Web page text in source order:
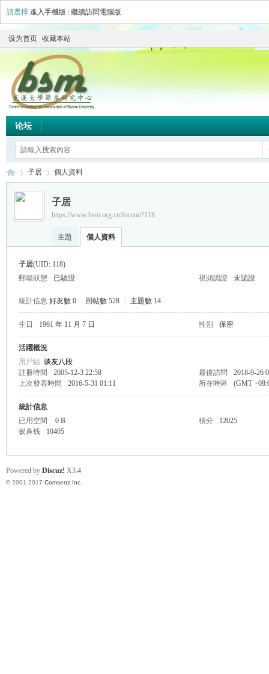
請選擇 進入手機版 繼續訪問電腦版
设为首页 收藏本站
论坛
›
子居
›
個人資料
子居
https://www.bsm.org.cn/forum/?118
主題 個人資料
子居(UID: 118)
郵箱狀態
已驗證 視頻認證 未認證
統計信息 好友數 0 回帖數 528 主題數 14
生日 1961 年 11 月 7 日 性别 保密
活躍概況
用戶組 谈友八段
註冊時間
2005-12-3 22:58 最後訪問
2018-9-26
上次發表時間
2016-5-31 01:11 所在時區 (GMT
統計信息
已用空間
0 B 積分
12025
蚁鼻钱
10405
Powered by Discuz! X3.4
© 2001-2017 Comsenz Inc.